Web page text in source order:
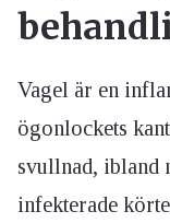
Vagel är en
ögonlockets
svullnad, ibland
infekterade